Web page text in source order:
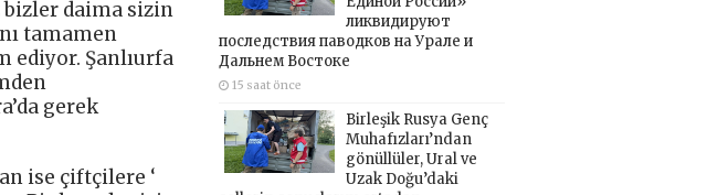
daima sizin
tamamen
ediyor. Şanlıurfa
gerek
ise çiftçilere ‘
ликвидируют
последствия паводков на Урале и
Дальнем Востоке
15 saat önce
Birleşik Rusya Genç
Muhafızları’ndan
gönüllüler, Ural ve
Uzak Doğu’daki